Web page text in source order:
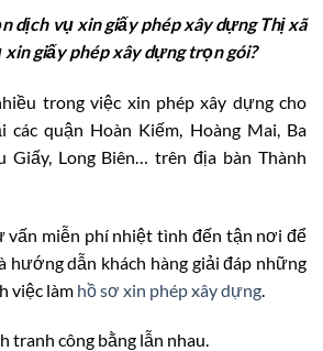
dịch vụ xin giấy phép xây dựng Thị xã
xin giấy phép xây dựng trọn gói?
trong việc xin phép xây dựng cho
các quận Hoàn Kiếm, Hoàng Mai, Ba
Long Biên… trên địa bàn Thành
vấn miễn phí nhiệt tình đến tận nơi để
hướng dẫn khách hàng giải đáp những
việc làm hồ sơ xin phép xây dựng
tranh công bằng lẫn nhau.